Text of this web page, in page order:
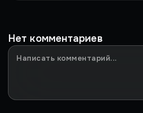
Нет комментариев